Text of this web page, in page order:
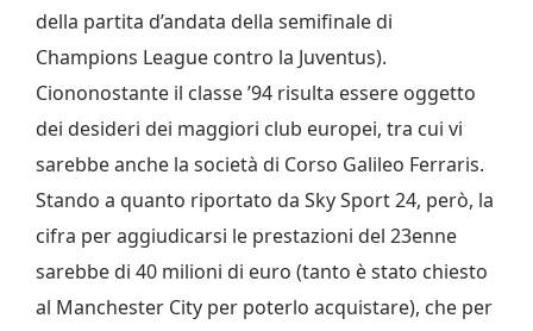
della partita d’andata della semifinale di
Champions League contro la Juventus).
Ciononostante il classe ’94 risulta essere oggetto
dei desideri dei maggiori club europei, tra cui vi
sarebbe anche la società di Corso Galileo Ferraris.
Stando a quanto riportato da Sky Sport 24, però, la
cifra per aggiudicarsi le prestazioni del 23enne
sarebbe di 40 milioni di euro (tanto è stato chiesto
al Manchester City per poterlo acquistare), che per